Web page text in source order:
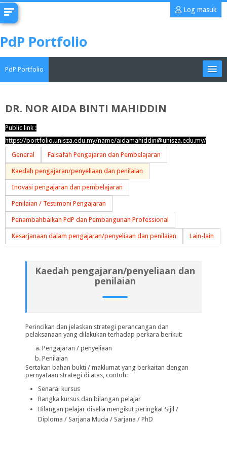
Langkau
utama
Log masuk
PdP Portfolio
PdP Portfolio
Bahasa Melayu ‎(ms)‎
Cari
kursus
DR. NOR AIDA BINTI MAHIDDIN
Public link :
https://portfolio.unisza.edu.my/name/aidamahiddin@unisza.edu.my/
General
Falsafah Pengajaran dan Pembelajaran
Kaedah pengajaran/penyeliaan dan penilaian
Inovasi pengajaran dan pembelajaran
Penilaian / Testimoni Pengajaran
Penambahbaikan PdP dan Pembangunan Professional
Kesarjanaan dalam pengajaran/penyeliaan dan penilaian Lain-lain
Kaedah pengajaran/penyeliaan dan
penilaian
Perincikan dan jelaskan strategi perancangan dan
pelaksanaan yang dilakukan terhadap perkara berikut:
Pengajaran / penyeliaan
Penilaian
Sertakan bahan bukti / maklumat yang berkaitan dengan
pernyataan strategi di atas, contoh:
Senarai kursus
Rangka kursus dan bilangan pelajar
Bilangan pelajar diselia mengikut peringkat Sijil /
Diploma / Sarjana Muda / Sarjana / PhD